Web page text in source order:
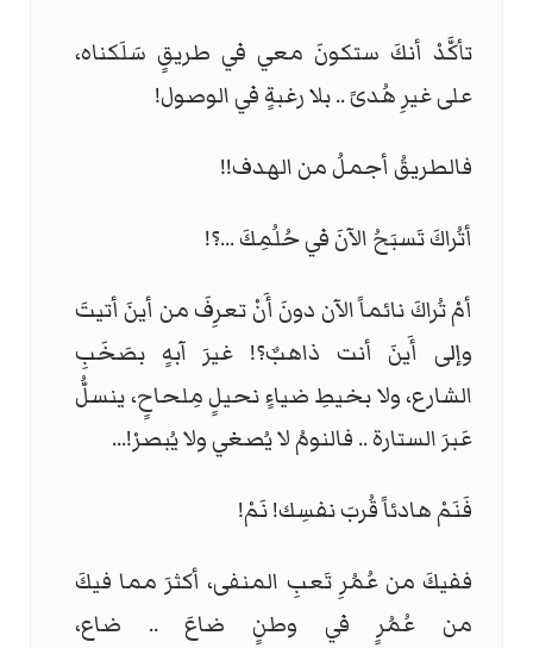
تأكَّدْ أنكَ ستكونَ معي في طريقٍ سَلَكناه،
على غيرِ هُدىً .. بلا رغبةٍ في الوصول!
فالطريقُ أجملُ من الهدف!!
أتُراكَ تَسبَحُ الآنَ في حُلُمِكَ ...؟!
أمْ تُراكَ نائماً الآن دونَ أَنْ تعرِفَ من أينَ أتيتَ
وإلى أَينَ أنت ذاهبٌ؟! غيرَ آبهٍ بصَخَبِ
الشارع، ولا بخيطِ ضياءٍ نحيلٍ مِلحاحٍ، ينسلُّ
عَبرَ الستارة .. فالنومُ لا يُصغي ولا يُبصرْ...!
فَنَمْ هادئاً قُربَ نفسِك! نَمْ!
ففيكَ من عُمُرِ تَعبِ المنفى، أكثرَ مما فيكَ
من عُمُرٍ في وطنٍ ضاعَ .. ضاع،